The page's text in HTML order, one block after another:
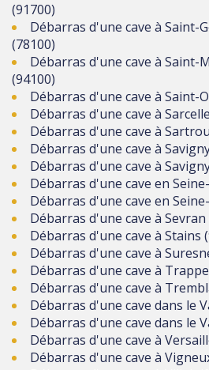
(91700)
Débarras d'une cave à Saint-
(78100)
Débarras d'une cave à Saint-
(94100)
Débarras d'une cave à Saint-
Débarras d'une cave à
Débarras d'une cave à
Débarras d'une cave à
Débarras d'une cave à
Débarras d'une cave en
Débarras d'une cave en
Débarras d'une cave à Sevran
Débarras d'une cave à Stains
Débarras d'une cave à
Débarras d'une cave à
Débarras d'une cave à
Débarras d'une cave dans le
Débarras d'une cave dans le
Débarras d'une cave à
Débarras d'une cave à